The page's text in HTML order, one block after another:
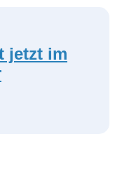
jetzt im